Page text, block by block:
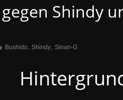
gegen Shindy
Bushido, Shindy, Sinan-G